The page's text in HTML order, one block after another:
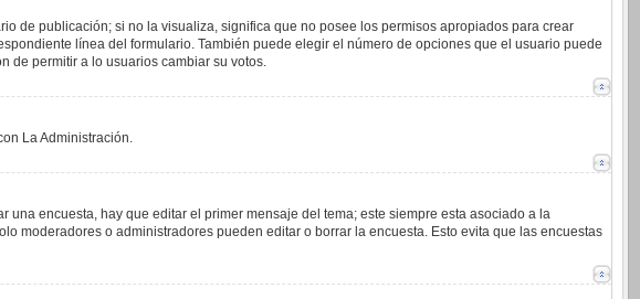
de publicación; si no la visualiza, significa que no posee los permisos apropiados para crear
línea del formulario. También puede elegir el número de opciones que el usuario puede
de permitir a lo usuarios cambiar su votos.
La Administración.
encuesta, hay que editar el primer mensaje del tema; este siempre esta asociado a la
moderadores o administradores pueden editar o borrar la encuesta. Esto evita que las encuestas